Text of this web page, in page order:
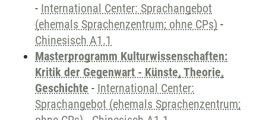
- International Center: Sprachangebot
(ehemals Sprachenzentrum; ohne CPs) -
Chinesisch A1.1
Masterprogramm Kulturwissenschaften:
Kritik der Gegenwart - Künste, Theorie,
Geschichte - International Center:
Sprachangebot (ehemals Sprachenzentrum;